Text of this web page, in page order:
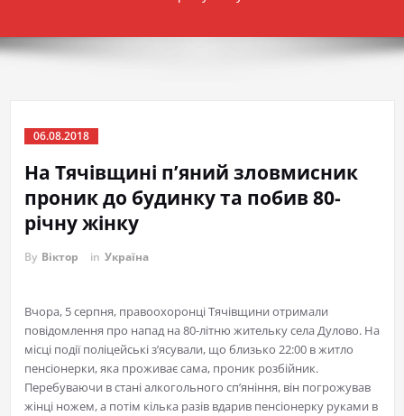
06.08.2018
На Тячівщині п’яний зловмисник
проник до будинку та побив 80-
річну жінку
By Віктор in Україна
Вчора, 5 серпня, правоохоронці Тячівщини отримали
повідомлення про напад на 80-літню жительку села Дулово. На
місці події поліцейські з’ясували, що близько 22:00 в житло
пенсіонерки, яка проживає сама, проник розбійник.
Перебуваючи в стані алкогольного сп’яніння, він погрожував
жінці ножем, а потім кілька разів вдарив пенсіонерку руками в